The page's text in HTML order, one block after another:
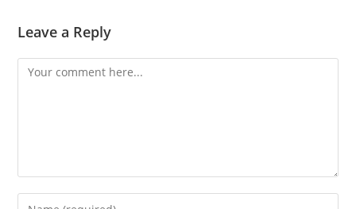
Leave a Reply
Comment
Enter